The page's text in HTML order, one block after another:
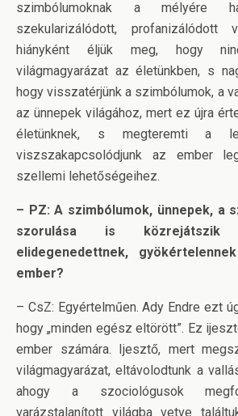
szimbólumoknak a mélyére
szekularizálódott, profanizálódott
hiányként éljük meg, hogy
világmagyarázat az életünkben, s
hogy visszatérjünk a szimbólumok, a
az ünnepek világához, mert ez újra
életünknek, s megteremti a
viszszakapcsolódjunk az ember
szellemi lehetőségeihez.
– PZ: A szimbólumok, ünnepek, a
szorulása is közrejátszik
elidegenedettnek,
ember?
– CsZ: Egyértelműen. Ady Endre ezt
hogy „minden egész eltörött”. Ez
ember számára. Ijesztő, mert
világmagyarázat, eltávolodtunk a
ahogy a szociológusok
varázstalanított világba vetve